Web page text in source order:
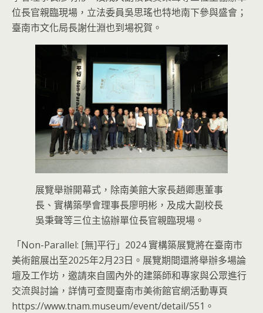
位長官親臨現場，立法委員吳思瑤也特地南下參與盛會；
臺南市文化局長謝仕淵也到場祝賀。
展覽舉辦開幕式，除南美館大家長趙卿惠董事
長、實構築學會理事長廖明彬，及成大副校長
吳秉聲等三位主協辦單位長官親臨現場。
「Non-Parallel: [無]平行」2024 實構築展覽將在臺南市
美術館展出至2025年2月23日。展覽期間還將舉辦多場論
壇及工作坊，邀請來自國內外的建築師和專家與公眾進行
交流與討論，詳情可查閱臺南市美術館官網活動專頁
https://www.tnam.museum/event/detail/551。